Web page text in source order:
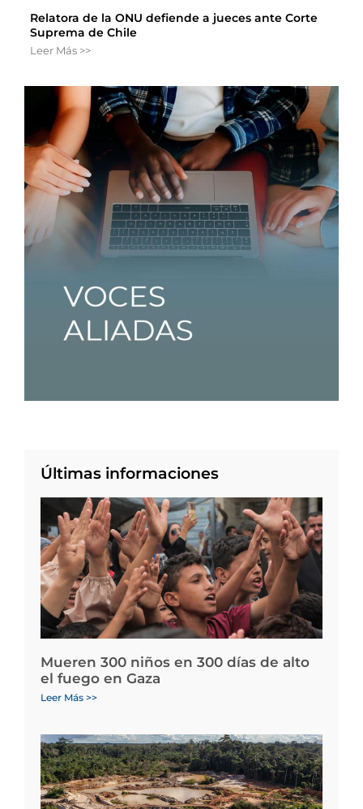
Relatora de la ONU defiende a jueces ante Corte
Suprema de Chile
Leer Más >>
Últimas informaciones
Mueren 300 niños en 300 días de alto
el fuego en Gaza
Leer Más >>